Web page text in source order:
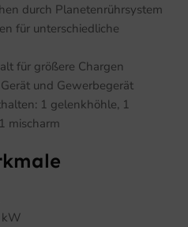
durch Planetenrührsystem
für unterschiedliche
für größere Chargen
und Gewerbegerät
1 gelenkhöhle, 1
mischarm
kW